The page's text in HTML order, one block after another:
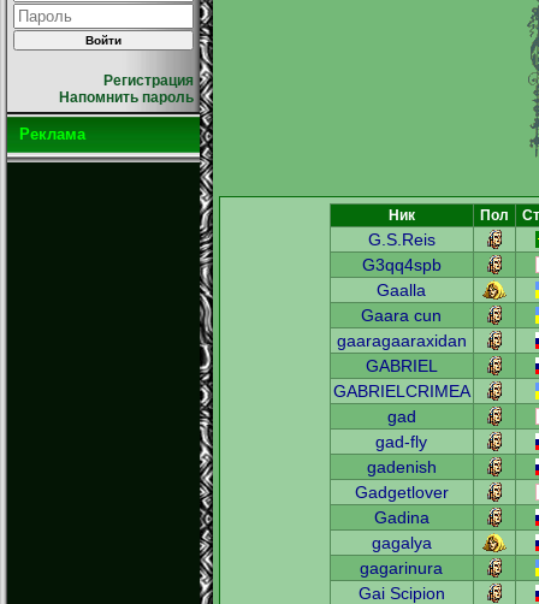
Регистрация
Напомнить пароль
Реклама
Ник Пол
G.S.Reis
G3qq4spb
Gaalla
Gaara cun
gaaragaaraxidan
GABRIEL
GABRIELCRIMEA
gad
gad-fly
gadenish
Gadgetlover
Gadina
gagalya
gagarinura
Gai Scipion